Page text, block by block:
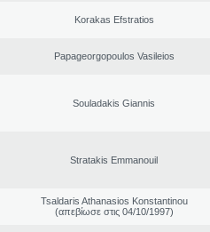
Korakas Efstratios
Papageorgopoulos Vasileios
Souladakis Giannis
Stratakis Emmanouil
Tsaldaris Athanasios Konstantinou
(απεβίωσε στις 04/10/1997)